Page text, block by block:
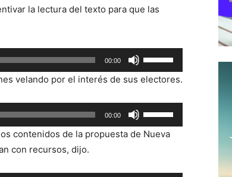
la lectura del texto para que las
00:00
las
teclas
de
flecha
arriba/abajo
velando por el interés de sus electores.
00:00
las
teclas
flecha
contenidos de la propuesta de Nueva
con recursos, dijo.